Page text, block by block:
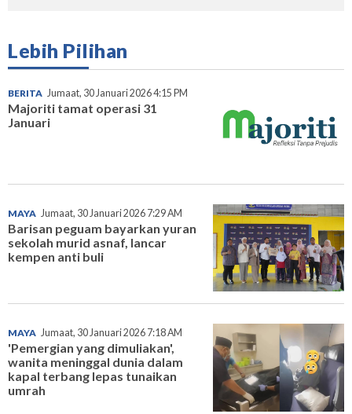
Lebih Pilihan
BERITA Jumaat, 30 Januari 2026 4:15 PM
Majoriti tamat operasi 31
Januari
MAYA Jumaat, 30 Januari 2026 7:29 AM
Barisan peguam bayarkan yuran
sekolah murid asnaf, lancar
kempen anti buli
MAYA Jumaat, 30 Januari 2026 7:18 AM
'Pemergian yang dimuliakan',
wanita meninggal dunia dalam
kapal terbang lepas tunaikan
umrah